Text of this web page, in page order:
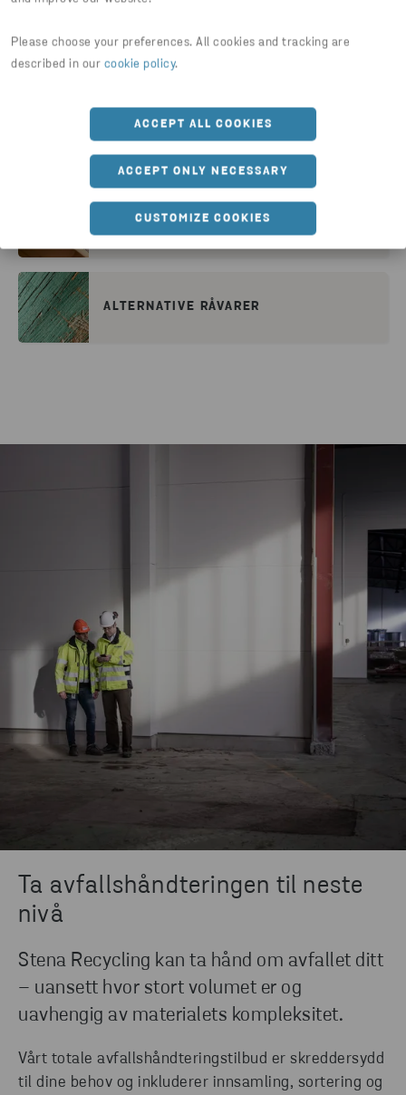
Please choose your preferences. All cookies and tracking are
described in our cookie policy.
ACCEPT ALL COOKIES
ACCEPT ONLY NECESSARY
CUSTOMIZE COOKIES
ELEKTRONIKK
PAPIR
ALTERNATIVE RÅVARER
Ta avfallshåndteringen til neste
nivå
Stena Recycling kan ta hånd om avfallet ditt
– uansett hvor stort volumet er og
uavhengig av materialets kompleksitet.
Vårt totale avfallshåndteringstilbud er skreddersydd
til dine behov og inkluderer innsamling, sortering og